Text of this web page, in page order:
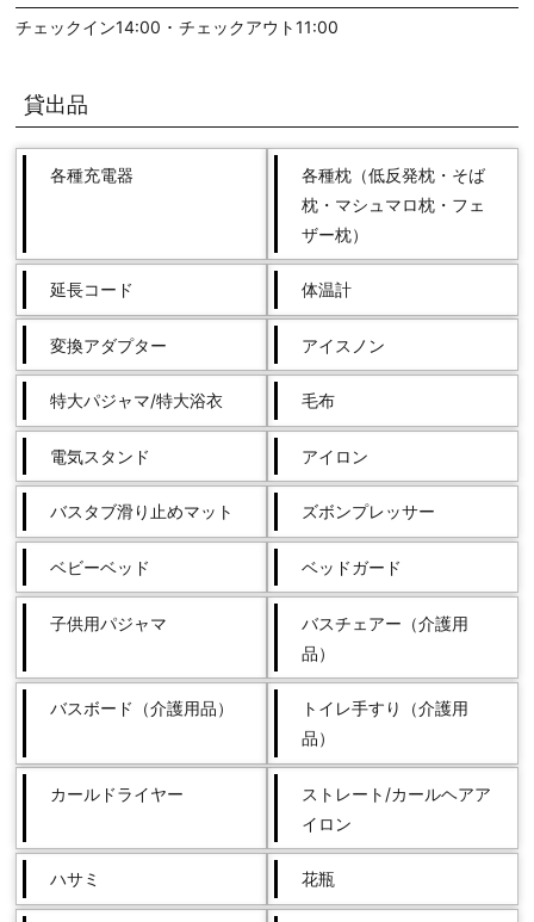
チェックイン14:00 ･ チェックアウト11:00
貸出品
各種充電器
各種枕（低反発枕・そば
枕・マシュマロ枕・フェ
ザー枕）
延長コード 体温計
変換アダプター アイスノン
特大パジャマ/特大浴衣 毛布
電気スタンド アイロン
バスタブ滑り止めマット ズボンプレッサー
ベビーベッド ベッドガード
子供用パジャマ
バスチェアー（介護用
品）
バスボード（介護用品）
トイレ手すり（介護用
品）
カールドライヤー
ストレート/カールヘアア
イロン
ハサミ 花瓶